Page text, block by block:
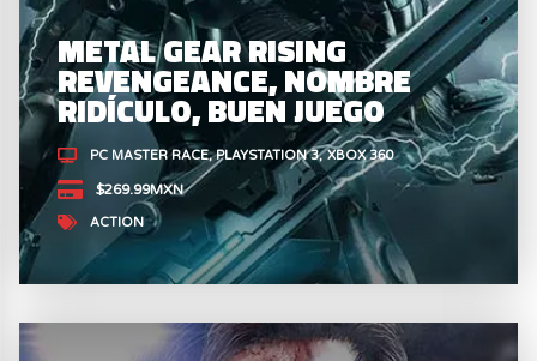
METAL GEAR RISING
REVENGEANCE, NOMBRE
RIDÍCULO, BUEN JUEGO
PC MASTER RACE PLAYSTATION 3 XBOX 360
$269.99MXN
ACTION